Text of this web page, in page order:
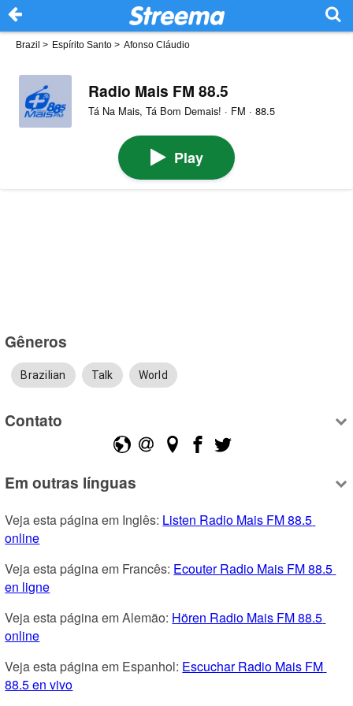
Brazil > Espírito Santo > Afonso Cláudio
Radio Mais FM 88.5
Tá Na Mais, Tá Bom Demais! · FM · 88.5
Play
Gêneros
Brazilian Talk World
Contato
Em outras línguas
Veja esta página em Inglês: Listen Radio Mais FM 88.5
online
Veja esta página em Francês: Ecouter Radio Mais FM 88.5
en ligne
Veja esta página em Alemão: Hören Radio Mais FM 88.5
online
Veja esta página em Espanhol: Escuchar Radio Mais FM
88.5 en vivo